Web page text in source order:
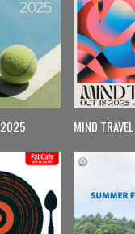
2025 MIND TRAVEL